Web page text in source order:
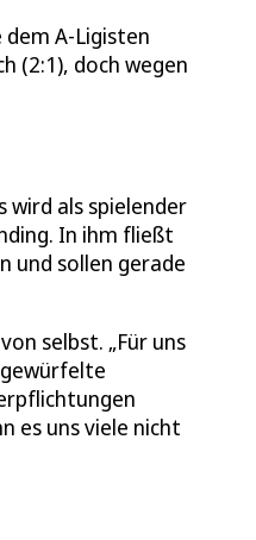
A-Ligisten
(2:1), doch wegen
wird als spielender
In ihm fließt
und sollen gerade
selbst. „Für uns
es uns viele nicht